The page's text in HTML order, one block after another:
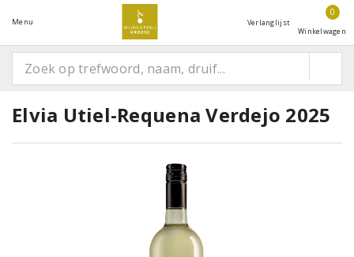
Menu Verlanglijst
0
Winkelwagen
Elvia Utiel-Requena Verdejo 2025